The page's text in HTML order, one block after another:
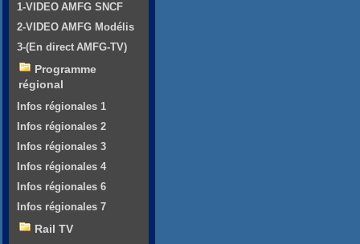
1-VIDEO AMFG SNCF
2-VIDEO AMFG Modélis
3-(En direct AMFG-TV)
Programme
régional
Infos régionales 1
Infos régionales 2
Infos régionales 3
Infos régionales 4
Infos régionales 6
Infos régionales 7
Rail TV